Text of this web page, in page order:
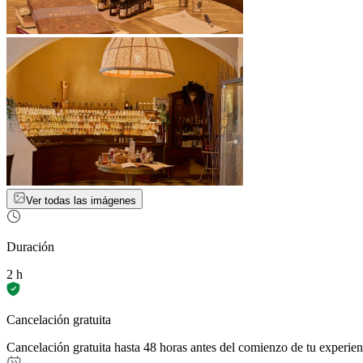
Ver todas las imágenes
Duración
2 h
Cancelación gratuita
Cancelación gratuita hasta 48 horas antes del comienzo de tu